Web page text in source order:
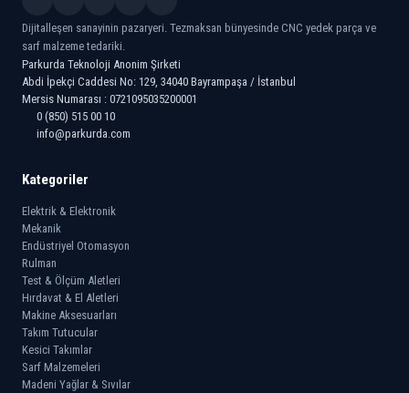
Dijitalleşen sanayinin pazaryeri. Tezmaksan bünyesinde CNC yedek parça ve
sarf malzeme tedariki.
Parkurda Teknoloji Anonim Şirketi
Abdi İpekçi Caddesi No: 129, 34040 Bayrampaşa / İstanbul
Mersis Numarası : 0721095035200001
0 (850) 515 00 10
info@parkurda.com
Kategoriler
Elektrik & Elektronik
Mekanik
Endüstriyel Otomasyon
Rulman
Test & Ölçüm Aletleri
Hırdavat & El Aletleri
Makine Aksesuarları
Takım Tutucular
Kesici Takımlar
Sarf Malzemeleri
Madeni Yağlar & Sıvılar